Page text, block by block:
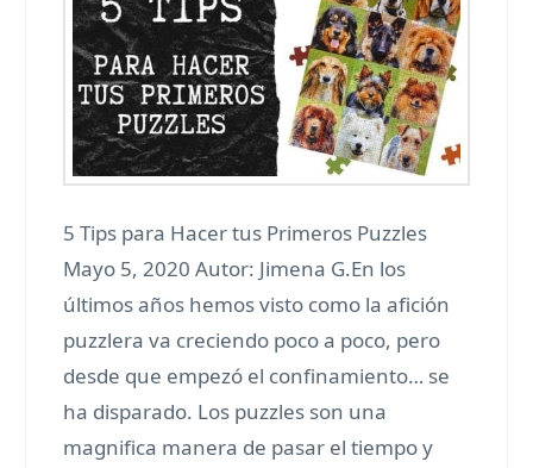
5 Tips para Hacer tus Primeros Puzzles
Mayo 5, 2020 Autor: Jimena G.En los
últimos años hemos visto como la afición
puzzlera va creciendo poco a poco, pero
desde que empezó el confinamiento… se
ha disparado. Los puzzles son una
magnifica manera de pasar el tiempo y